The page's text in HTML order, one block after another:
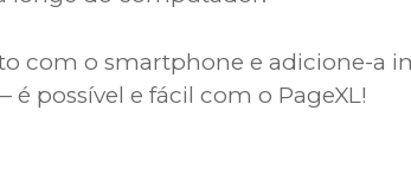
com o smartphone e adicione-a
é possível e fácil com o PageXL!